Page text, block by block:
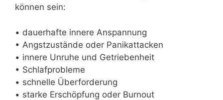
können sein:
• dauerhafte innere Anspannung
• Angstzustände oder Panikattacken
• innere Unruhe und Getriebenheit
• Schlafprobleme
• schnelle Überforderung
• starke Erschöpfung oder Burnout